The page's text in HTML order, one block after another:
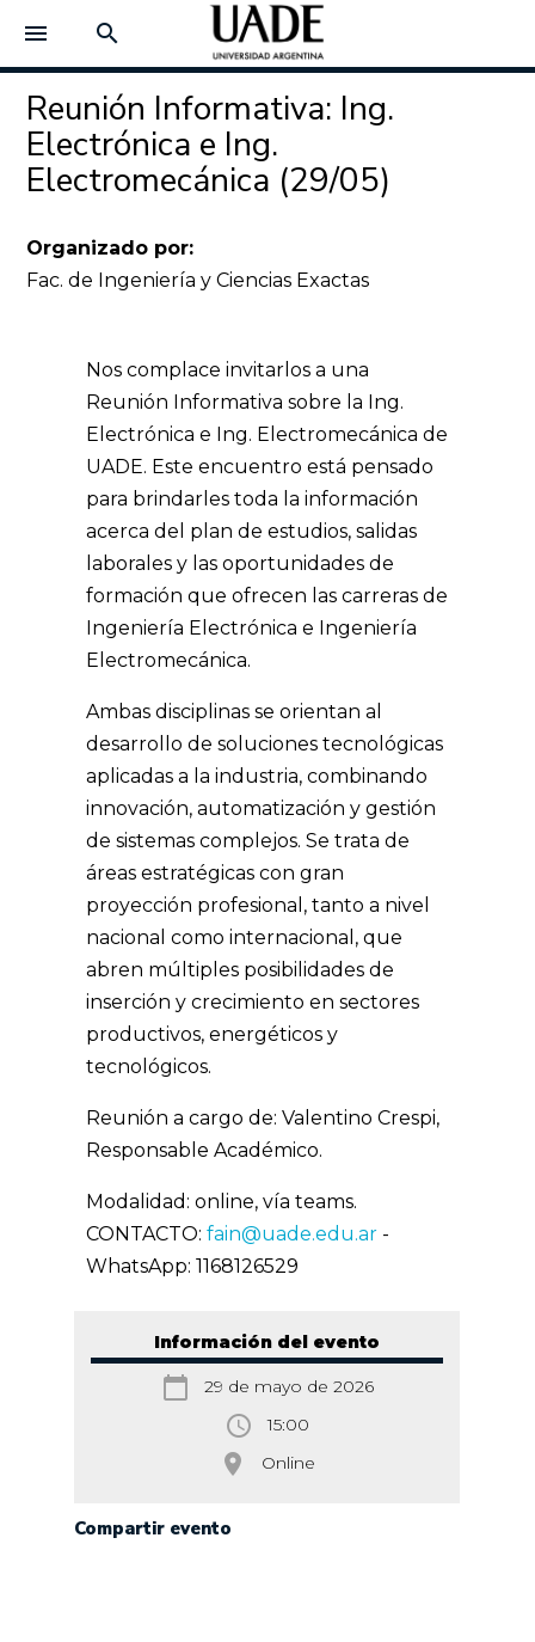
menu search
Reunión Informativa: Ing.
Electrónica e Ing.
Electromecánica (29/05)
Organizado por:
Fac. de Ingeniería y Ciencias Exactas
Información del evento
calendar_today 29 de mayo de 2026
access_time 15:00
room Online
Compartir evento
Nos complace invitarlos a una
Reunión Informativa sobre la Ing.
Electrónica e Ing. Electromecánica de
UADE. Este encuentro está pensado
para brindarles toda la información
acerca del plan de estudios, salidas
laborales y las oportunidades de
formación que ofrecen las carreras de
Ingeniería Electrónica e Ingeniería
Electromecánica.
Ambas disciplinas se orientan al
desarrollo de soluciones tecnológicas
aplicadas a la industria, combinando
innovación, automatización y gestión
de sistemas complejos. Se trata de
áreas estratégicas con gran
proyección profesional, tanto a nivel
nacional como internacional, que
abren múltiples posibilidades de
inserción y crecimiento en sectores
productivos, energéticos y
tecnológicos.
Reunión a cargo de: Valentino Crespi,
Responsable Académico.
Modalidad: online, vía teams.
CONTACTO:fain@uade.edu.ar -
WhatsApp: 1168126529